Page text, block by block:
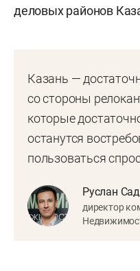
деловых районов
Казань —
со стороны
которые
останутся
пользоваться
Руслан
директор